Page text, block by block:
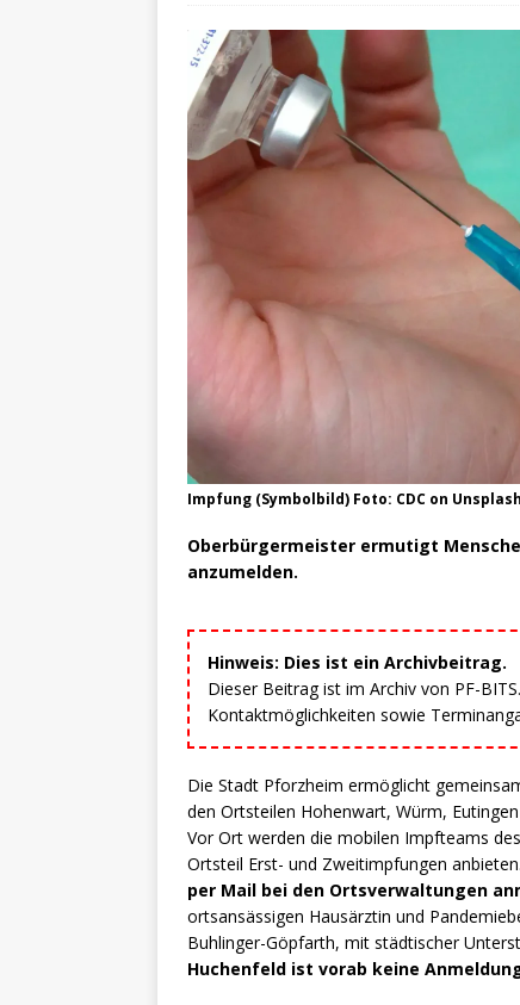
Impfung (Symbolbild) Foto: CDC on Unsplash
Oberbürgermeister ermutigt
anzumelden.
Hinweis: Dies ist ein Archivbeitrag.
Dieser Beitrag ist im Archiv von PF-
Kontaktmöglichkeiten sowie
Die Stadt Pforzheim ermöglicht
den Ortsteilen Hohenwart, Würm,
Vor Ort werden die mobilen Impfteams
Ortsteil Erst- und Zweitimpfungen
per Mail bei den Ortsverwaltungen
ortsansässigen Hausärztin und
Buhlinger-Göpfarth, mit städtischer
Huchenfeld ist vorab keine